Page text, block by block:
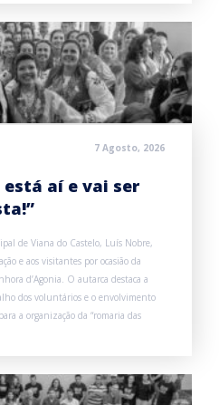
7 Agosto, 2026
está aí e vai ser
de Viana do Castelo, Luís Nobre,
e aos visitantes por ocasião da
d’Agonia. O autarca destaca a
dos voluntários e o envolvimento
a organização da “romaria das